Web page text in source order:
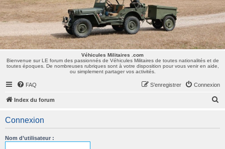
Véhicules Militaires .com
Bienvenue sur LE forum des passionnés de Véhicules Militaires de toutes nationalités et de
toutes époques. De nombreuses rubriques sont à votre disposition pour vous venir en aide,
ou simplement partager vos activités.
FAQ Connexion
S’enregistrer
Index du forum
Connexion
Nom d’utilisateur :